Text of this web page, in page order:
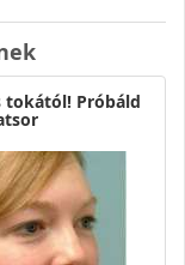
tokától! Próbáld